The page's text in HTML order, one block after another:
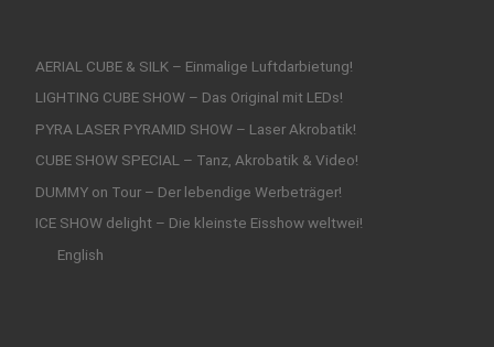
AERIAL CUBE & SILK – Einmalige Luftdarbietung!
LIGHTING CUBE SHOW – Das Original mit LEDs!
PYRA LASER PYRAMID SHOW – Laser Akrobatik!
CUBE SHOW SPECIAL – Tanz, Akrobatik & Video!
DUMMY on Tour – Der lebendige Werbeträger!
ICE SHOW delight – Die kleinste Eisshow weltwei!
English